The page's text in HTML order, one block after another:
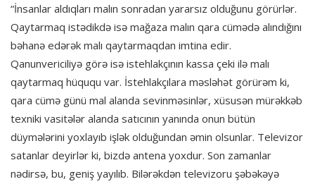
“İnsanlar aldıqları malın sonradan yararsız olduğunu görürlər.
Qaytarmaq istədikdə isə mağaza malın qara cümədə alındığını
bəhanə edərək malı qaytarmaqdan imtina edir.
Qanunvericiliyə görə isə istehlakçının kassa çeki ilə malı
qaytarmaq hüququ var. İstehlakçılara məsləhət görürəm ki,
qara cümə günü mal alanda sevinməsinlər, xüsusən mürəkkəb
texniki vasitələr alanda satıcının yanında onun bütün
düymələrini yoxlayıb işlək olduğundan əmin olsunlar. Televizor
satanlar deyirlər ki, bizdə antena yoxdur. Son zamanlar
nədirsə, bu, geniş yayılıb. Bilərəkdən televizoru şəbəkəyə